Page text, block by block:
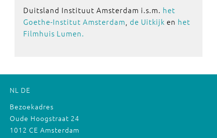
Duitsland Instituut Amsterdam i.s.m. het
Goethe-Institut Amsterdam de Uitkijk en het
Filmhuis Lumen.
NL DE
Bezoekadres
Oude Hoogstraat 24
1012 CE Amsterdam